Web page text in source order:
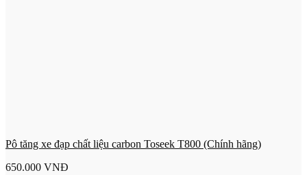
Pô tăng xe đạp chất liệu carbon Toseek T800 (Chính hãng)
650.000 VNĐ